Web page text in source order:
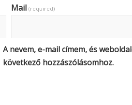
Mail (required)
A nevem, e-mail címem, és
következő hozzászólásomhoz.